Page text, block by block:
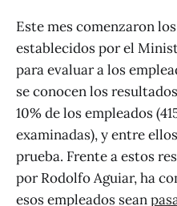
Este mes comenzaron los
establecidos por el
para evaluar a los
se conocen los
10% de los empleados
examinadas), y entre
prueba. Frente a estos
por Rodolfo Aguiar, ha
esos empleados sean